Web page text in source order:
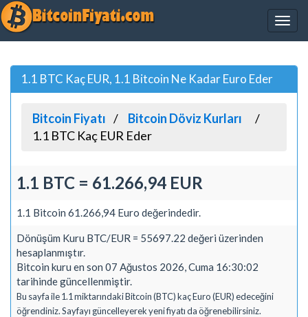
1.1 BTC Kaç EUR, 1.1 Bitcoin Ne Kadar Euro Eder
Bitcoin Fiyatı
Bitcoin Döviz Kurları
1.1 BTC Kaç EUR Eder
1.1 BTC = 61.266,94 EUR
1.1 Bitcoin 61.266,94 Euro değerindedir.
Dönüşüm Kuru BTC/EUR = 55697.22 değeri üzerinden
hesaplanmıştır.
Bitcoin kuru en son 07 Ağustos 2026, Cuma 16:30:02
tarihinde güncellenmiştir.
Bu sayfa ile 1.1 miktarındaki Bitcoin (BTC) kaç Euro (EUR) edeceğini
öğrendiniz. Sayfayı güncelleyerek yeni fiyatı da öğrenebilirsiniz.